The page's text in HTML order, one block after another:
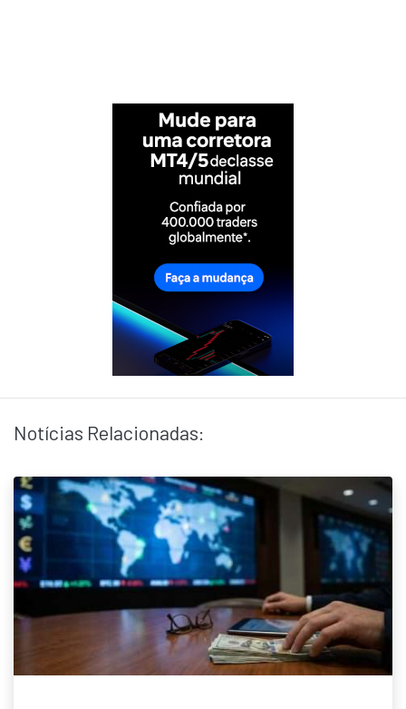
Notícias Relacionadas: